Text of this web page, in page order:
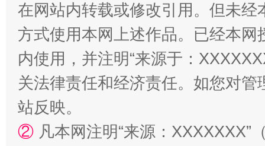
“蜀中异人”王建安的艺术幻境
在网站内转载或修改引用。但未
方式使用本网上述作品。已经本
内使用，并注明“来源于：
关法律责任和经济责任。如您对
站反映。
② 凡本网注明“来源：